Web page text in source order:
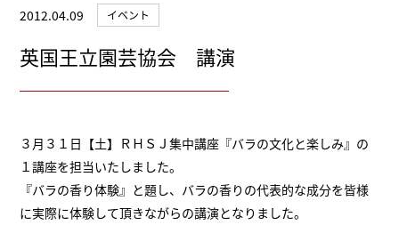
2012.04.09 イベント
英国王立園芸協会 講演
３月３１日【土】ＲＨＳＪ集中講座『バラの文化と楽しみ』の
１講座を担当いたしました。
『バラの香り体験』と題し、バラの香りの代表的な成分を皆様
に実際に体験して頂きながらの講演となりました。